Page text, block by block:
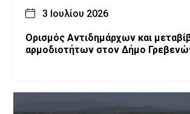
3 Ιουλίου 2026
Ορισμός Αντιδημάρχων και
αρμοδιοτήτων στον Δήμο